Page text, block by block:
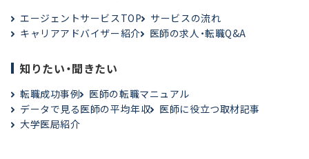
エージェントサービスTOP
サービスの流れ
キャリアアドバイザー紹介
医師の求人・転職Q&A
知りたい・聞きたい
転職成功事例
医師の転職マニュアル
データで見る医師の平均年収
医師に役立つ取材記事
大学医局紹介